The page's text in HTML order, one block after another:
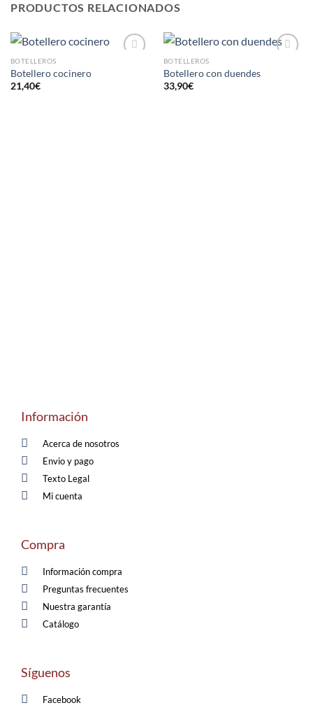
PRODUCTOS RELACIONADOS
BOTELLEROS
Botellero cocinero
21,40€
BOTELLEROS
Botellero con duendes
33,90€
Información
Acerca de nosotros
Envio y pago
Texto Legal
Mi cuenta
Compra
Información compra
Preguntas frecuentes
Nuestra garantía
Catálogo
Síguenos
Facebook